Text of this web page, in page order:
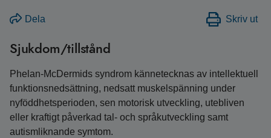
Dela Skriv ut
Sjukdom/tillstånd
Phelan-McDermids syndrom kännetecknas av intellektuell
funktionsnedsättning, nedsatt muskelspänning under
nyföddhetsperioden, sen motorisk utveckling, utebliven
eller kraftigt påverkad tal- och språkutveckling samt
autismliknande symtom.